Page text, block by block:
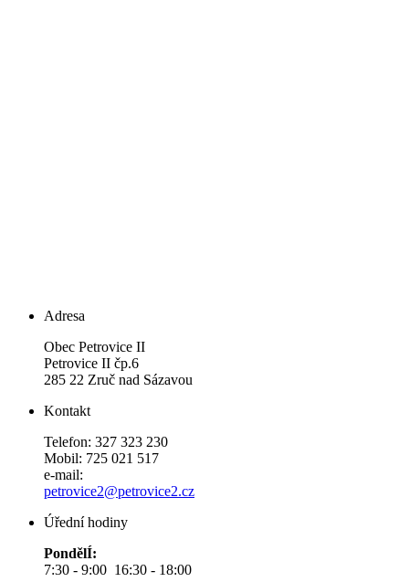
Adresa
Obec Petrovice II
Petrovice II čp.6
285 22 Zruč nad Sázavou
Kontakt
Telefon: 327 323 230
Mobil: 725 021 517
e-mail:
petrovice2@petrovice2.cz
Úřední hodiny
PondělÍ:
7:30 - 9:00 16:30 - 18:00